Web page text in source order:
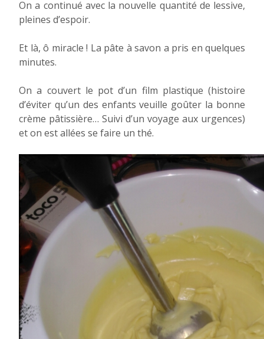
On a continué avec la nouvelle quantité de lessive,
pleines d’espoir.
Et là, ô miracle ! La pâte à savon a pris en quelques
minutes.
On a couvert le pot d’un film plastique (histoire
d’éviter qu’un des enfants veuille goûter la bonne
crème pâtissière… Suivi d’un voyage aux urgences)
et on est allées se faire un thé.